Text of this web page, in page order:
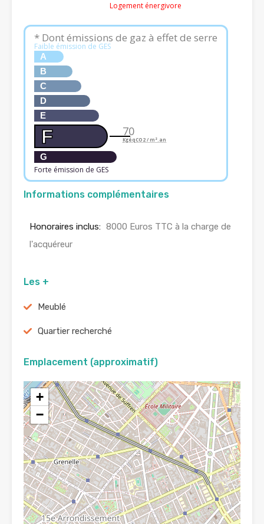
Logement énergivore
* Dont émissions de gaz à effet de serre
Faible émission de GES
A
B
C
D
E
F
G
Forte émission de GES
70
KgéqCO2 / m².an
Informations complémentaires
Honoraires inclus: 8000 Euros TTC à la charge de
l'acquéreur
Les +
Meublé
Quartier recherché
Emplacement (approximatif)
+
−